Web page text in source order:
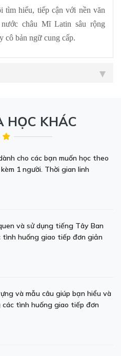
tìm hiểu, tiếp cận với nền văn
châu Mĩ Latin sâu rộng
cô bản ngữ cung cấp.
HỌC KHÁC
cho các bạn muốn học theo
1 người. Thời gian linh
và sử dụng tiếng Tây Ban
tình huống giao tiếp đơn giản
và mẫu câu giúp bạn hiểu và
tình huống giao tiếp đơn